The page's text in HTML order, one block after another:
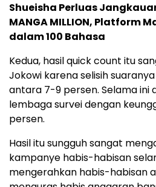
Shueisha Perluas
MANGA MILLION, Platform
dalam 100 Bahasa
Kedua, hasil quick count itu
Jokowi karena selisih
antara 7-9 persen. Selama ini
lembaga survei dengan
persen.
Hasil itu sungguh sangat
kampanye habis-habisan
mengerahkan habis-habisan